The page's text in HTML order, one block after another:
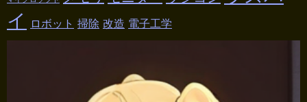
イ
ロボット 掃除 改造 電子工学